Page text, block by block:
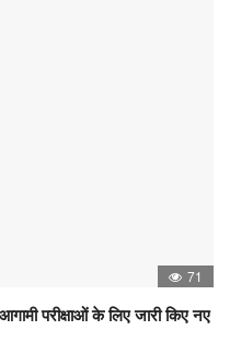
71
परीक्षाओं के लिए जारी किए नए